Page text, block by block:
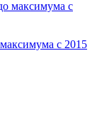
с 2015